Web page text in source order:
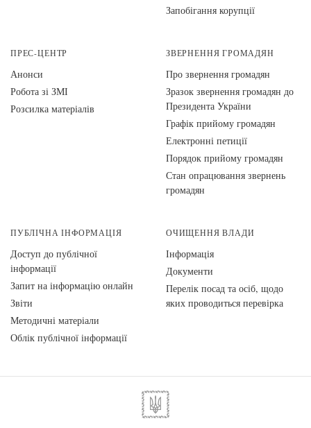
Запобігання корупції
ПРЕС-ЦЕНТР
Анонси
Робота зі ЗМІ
Розсилка матеріалів
ЗВЕРНЕННЯ ГРОМАДЯН
Про звернення громадян
Зразок звернення громадян до
Президента України
Графік прийому громадян
Електронні петиції
Порядок прийому громадян
Стан опрацювання звернень
громадян
ПУБЛІЧНА ІНФОРМАЦІЯ
Доступ до публічної
інформації
Запит на інформацію онлайн
Звіти
Методичні матеріали
Облік публічної інформації
ОЧИЩЕННЯ ВЛАДИ
Інформація
Документи
Перелік посад та осіб, щодо
яких проводиться перевірка